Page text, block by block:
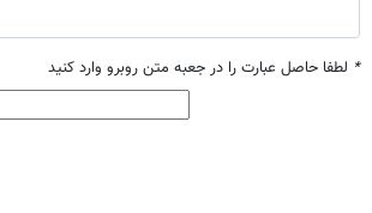
* لطفا حاصل عبارت را در جعبه متن روبرو وارد کنید